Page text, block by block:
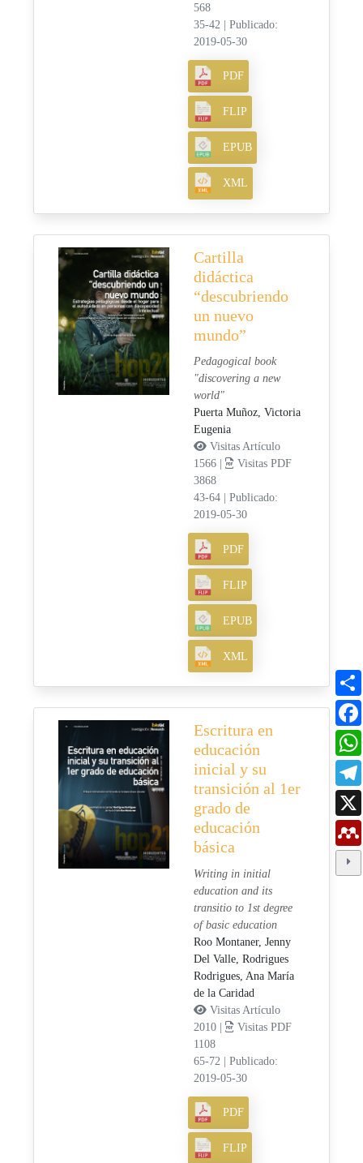
568
35-42
Publicado:
2019-05-30
PDF
FLIP
EPUB
XML
Cartilla
didáctica
“descubriendo
un nuevo
mundo”
Pedagogical book
"discovering a new
world"
Puerta Muñoz, Victoria
Eugenia
Visitas Artículo
1566 |
Visitas PDF
3868
43-64
Publicado:
2019-05-30
PDF
FLIP
EPUB
XML
Escritura en
educación
inicial y su
transición al 1er
grado de
educación
básica
Writing in initial
education and its
transitio to 1st degree
of basic education
Roo Montaner, Jenny
Del Valle, Rodrigues
Rodrigues, Ana María
de la Caridad
Visitas Artículo
2010 |
Visitas PDF
1108
65-72
Publicado:
2019-05-30
PDF
FLIP